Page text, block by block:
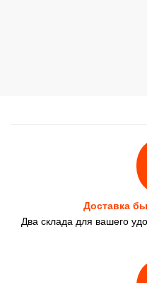
Доставка
Два склада для вашего